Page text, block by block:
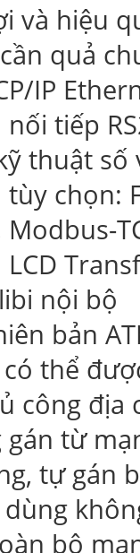
và hiệu
quả
IP
nối tiếp
thuật
tùy chọn:
nội bộ
bản
thể
công địa
từ
tự gán
bộ